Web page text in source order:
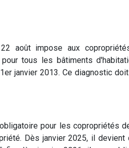
août impose aux
pour tous les bâtiments
janvier 2013. Ce diagnostic
pour les copropriétés
Dès janvier 2025, il